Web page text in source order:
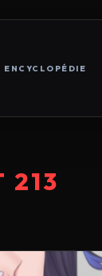
ENCYCLOPÉDIE
213